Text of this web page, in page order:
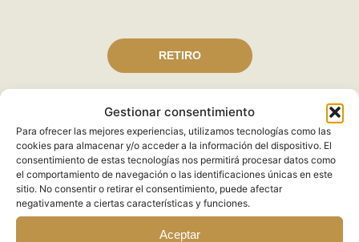
Gestionar consentimiento
Para ofrecer las mejores experiencias, utilizamos tecnologías como las
cookies para almacenar y/o acceder a la información del dispositivo. El
consentimiento de estas tecnologías nos permitirá procesar datos como
el comportamiento de navegación o las identificaciones únicas en este
sitio. No consentir o retirar el consentimiento, puede afectar
negativamente a ciertas características y funciones.
Aceptar
RETIRO